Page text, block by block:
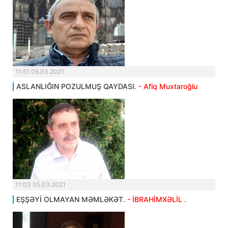
11:51 05.03.2021
ASLANLIĞIN POZULMUŞ QAYDASI. - Afiq Muxtaroğlu
11:03 05.03.2021
EŞŞƏYİ OLMAYAN MƏMLƏKƏT. - İBRAHİMXƏLİL .